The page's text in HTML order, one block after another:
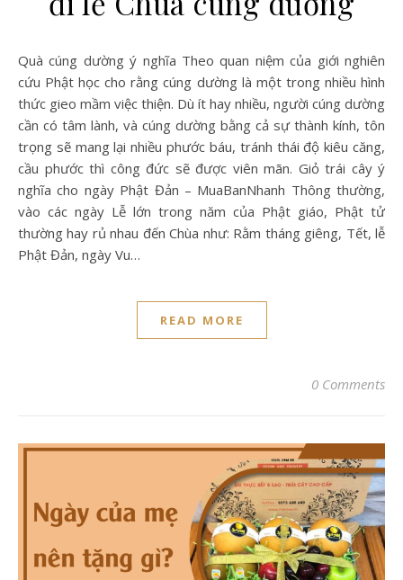
Quà cúng dường ý nghĩa Theo quan niệm của giới nghiên
cứu Phật học cho rằng cúng dường là một trong nhiều hình
thức gieo mầm việc thiện. Dù ít hay nhiều, người cúng dường
cần có tâm lành, và cúng dường bằng cả sự thành kính, tôn
trọng sẽ mang lại nhiều phước báu, tránh thái độ kiêu căng,
cầu phước thì công đức sẽ được viên mãn. Giỏ trái cây ý
nghĩa cho ngày Phật Đản – MuaBanNhanh Thông thường,
vào các ngày Lễ lớn trong năm của Phật giáo, Phật tử
thường hay rủ nhau đến Chùa như: Rằm tháng giêng, Tết, lễ
Phật Đản, ngày Vu…
READ MORE
0 Comments